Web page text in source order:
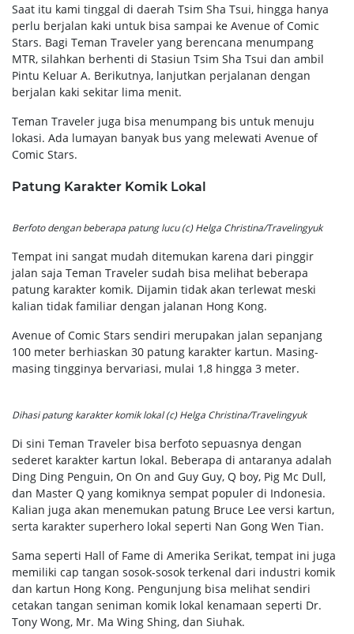
Saat itu kami tinggal di daerah Tsim Sha Tsui, hingga hanya
perlu berjalan kaki untuk bisa sampai ke Avenue of Comic
Stars. Bagi Teman Traveler yang berencana menumpang
MTR, silahkan berhenti di Stasiun Tsim Sha Tsui dan ambil
Pintu Keluar A. Berikutnya, lanjutkan perjalanan dengan
berjalan kaki sekitar lima menit.
Teman Traveler juga bisa menumpang bis untuk menuju
lokasi. Ada lumayan banyak bus yang melewati Avenue of
Comic Stars.
Patung Karakter Komik Lokal
Berfoto dengan beberapa patung lucu (c) Helga Christina/Travelingyuk
Tempat ini sangat mudah ditemukan karena dari pinggir
jalan saja Teman Traveler sudah bisa melihat beberapa
patung karakter komik. Dijamin tidak akan terlewat meski
kalian tidak familiar dengan jalanan Hong Kong.
Avenue of Comic Stars sendiri merupakan jalan sepanjang
100 meter berhiaskan 30 patung karakter kartun. Masing-
masing tingginya bervariasi, mulai 1,8 hingga 3 meter.
Dihasi patung karakter komik lokal (c) Helga Christina/Travelingyuk
Di sini Teman Traveler bisa berfoto sepuasnya dengan
sederet karakter kartun lokal. Beberapa di antaranya adalah
Ding Ding Penguin, On On and Guy Guy, Q boy, Pig Mc Dull,
dan Master Q yang komiknya sempat populer di Indonesia.
Kalian juga akan menemukan patung Bruce Lee versi kartun,
serta karakter superhero lokal seperti Nan Gong Wen Tian.
Sama seperti Hall of Fame di Amerika Serikat, tempat ini juga
memiliki cap tangan sosok-sosok terkenal dari industri komik
dan kartun Hong Kong. Pengunjung bisa melihat sendiri
cetakan tangan seniman komik lokal kenamaan seperti Dr.
Tony Wong, Mr. Ma Wing Shing, dan Siuhak.